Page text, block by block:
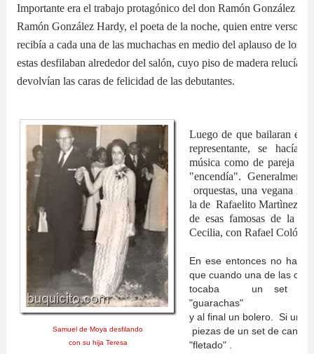
Importante era el trabajo protagónico del don Ramón González
Ramón González Hardy, el poeta de la noche, quien entre versos
recibía a cada una de las muchachas en medio del aplauso de los
estas desfilaban alrededor del salón, cuyo piso de madera relucía y
devolvían las caras de felicidad de las debutantes.
Samuel de Moya desfilando
con su hija Teresa
Luego de que bailaran el
representante, se hacía
música como de pareja y
"encendía".
orquestas, una vegana
la de Rafaelito Martìnez o
de esas famosas de la
Cecilia, con Rafael Colón
En ese entonces no
que cuando una de las
tocaba un set -
"guarachas"
y al final un bolero. Si una
piezas de un set de
"fletado" .